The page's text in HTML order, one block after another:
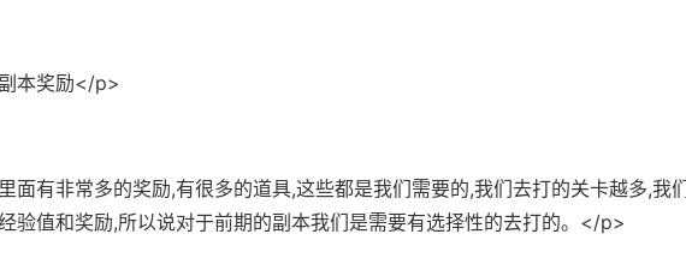
本奖励</p>
面有非常多的奖励,有很多的道具,这些都是我们需要的,我们去打的关卡越多,我
验值和奖励,所以说对于前期的副本我们是需要有选择性的去打的。</p>